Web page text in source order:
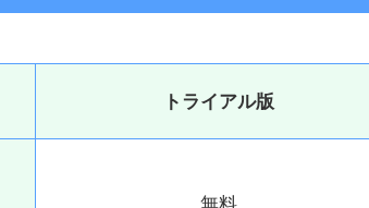
トライアル版
無料